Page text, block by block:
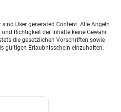
sind User generated Content. Alle Angeln
Richtigkeit der Inhalte keine Gewähr.
die gesetzlichen Vorschriften sowie
gültigen Erlaubnisschein einzuhalten.